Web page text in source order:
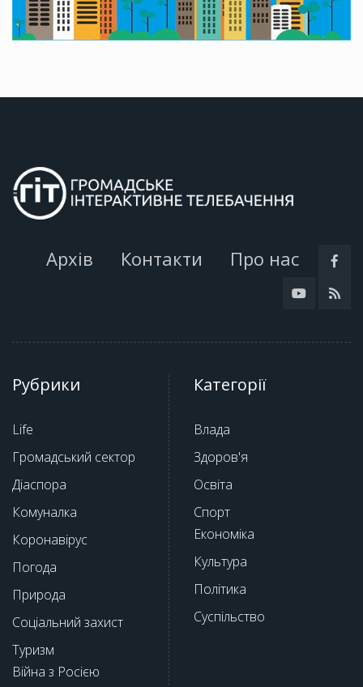
Архів Контакти Про нас
Рубрики
Life
Громадський сектор
Діаспора
Комуналка
Коронавірус
Погода
Природа
Соціальний захист
Туризм
Війна з Росією
Категорії
Влада
Здоров'я
Освіта
Спорт
Економіка
Культура
Політика
Суспільство